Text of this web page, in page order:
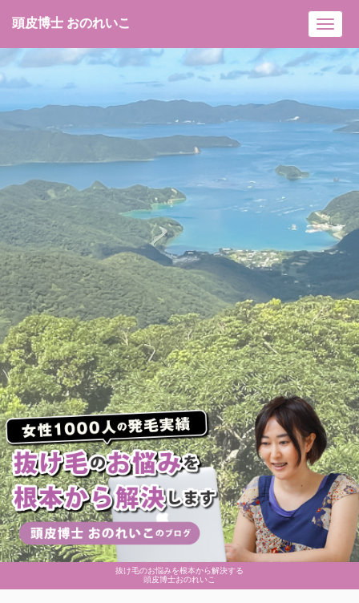
抜け毛のお悩みを根本から解決する
頭皮博士おのれいこ
頭皮博士 おのれいこ